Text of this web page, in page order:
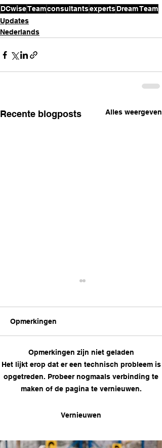
DCwiseTeamconsultantsexpertsDream Team
Updates
Nederlands
Recente blogposts Alles weergeven
Hoe je Magazijnkennis
vergroten?
Opmerkingen
Opmerkingen zijn niet geladen
Het lijkt erop dat er een technisch probleem is
opgetreden. Probeer nogmaals verbinding te
maken of de pagina te vernieuwen.
Vernieuwen